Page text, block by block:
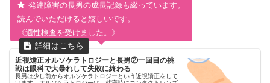
発達障害の長男の成長記録も綴っています。
読んでいただけると嬉しいです。
《適性検査を受けました。》
近視矯正オルソケラトロジーと長男②一回目の挑
戦は眼科で大暴れして失敗に終わる
長男は少し前からオルソケラトロジーという近視矯正をして